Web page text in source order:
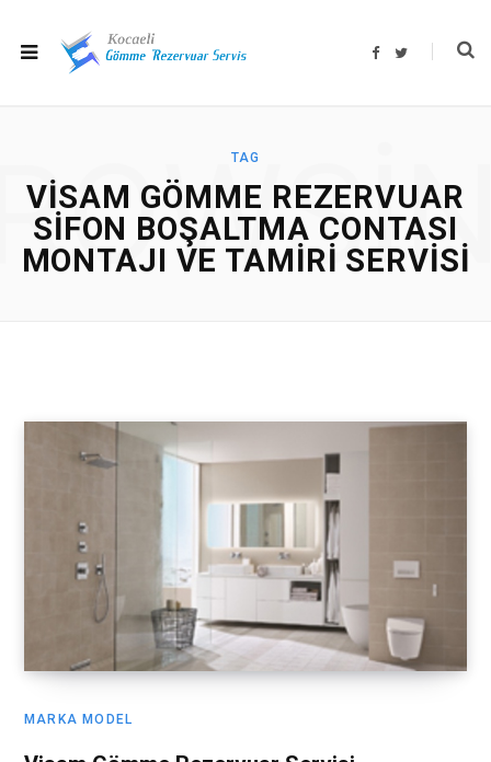
F
T
TAG
VISAM GÖMME REZERVUAR
SIFON BOŞALTMA CONTASI
MONTAJI VE TAMIRI SERVISI
MARKA MODEL